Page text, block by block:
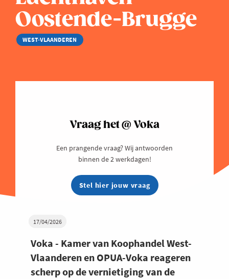
Oostende-Brugge
WEST-VLAANDEREN
17/04/2026
Voka - Kamer van Koophandel West-
Vlaanderen en OPUA-Voka reageren
scherp op de vernietiging van de
Vraag het @ Voka
Een prangende vraag? Wij antwoorden
binnen de 2 werkdagen!
Stel hier jouw vraag